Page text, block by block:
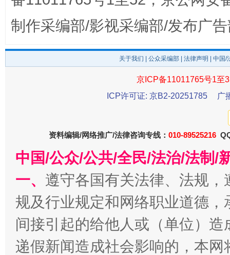
东山县通报“牛蛙产品抗生素超标问题”
千年窑火 生生不息 一
制作采编部/影视采编部/发布广
关于我们 公众采编部 法律声明 | 中国
京ICP备11011765号1至
ICP许可证: 京B2-20251785
广
资料编辑/网络推广/法律咨询专线： 010-89525216
中国/公众/公共/全民/法治/法制/
一、 遵守各国有关法律、法规
规及行业规定和网络职业道德
间接引起的给他人或（单位）
递假新闻造成社会影响的，本